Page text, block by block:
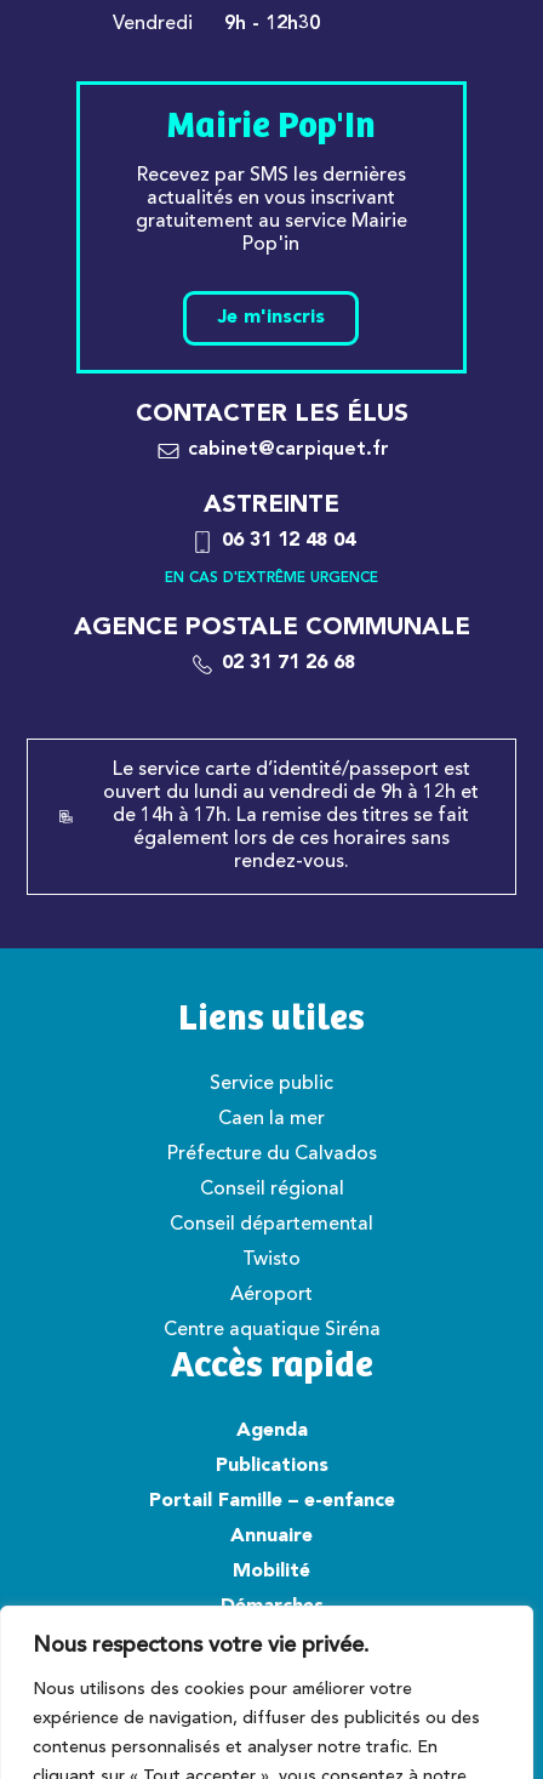
Nous respectons votre vie privée.
Nous utilisons des cookies pour améliorer votre
expérience de navigation, diffuser des publicités ou des
contenus personnalisés et analyser notre trafic. En
Vendredi
9h - 12h30
Mairie Pop'In
Recevez par SMS les dernières
actualités en vous inscrivant
gratuitement au service Mairie
Pop'in
Je m'inscris
CONTACTER LES ÉLUS
cabinet@carpiquet.fr
ASTREINTE
06 31 12 48 04
EN CAS D'EXTRÊME URGENCE
AGENCE POSTALE COMMUNALE
02 31 71 26 68
Le service carte d’identité/passeport est
ouvert du lundi au vendredi de 9h à 12h et
de 14h à 17h. La remise des titres se fait
également lors de ces horaires sans
rendez-vous.
Liens utiles
Service public
Caen la mer
Préfecture du Calvados
Conseil régional
Conseil départemental
Twisto
Aéroport
Centre aquatique Siréna
Accès rapide
Agenda
Publications
Portail Famille – e-enfance
Annuaire
Mobilité
Démarches
Suivez-nous